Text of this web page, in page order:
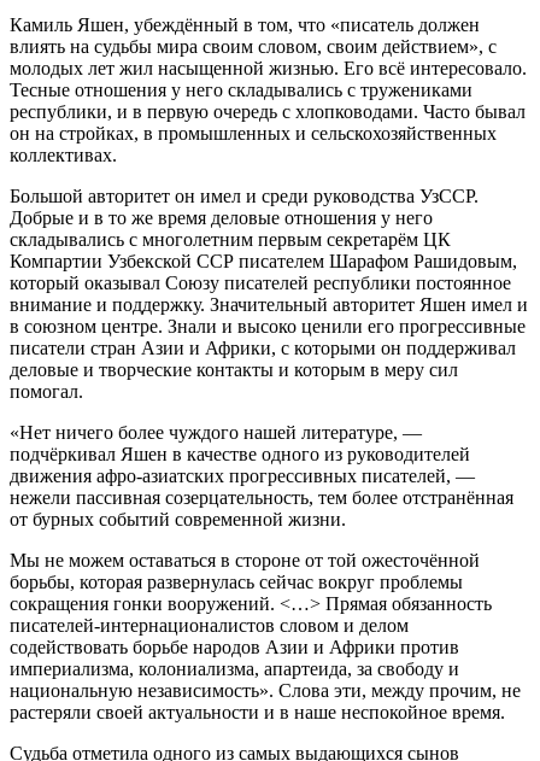
Камиль Яшен, убеждённый в том, что «писатель должен
влиять на судьбы мира своим словом, своим действием», с
молодых лет жил насыщенной жизнью. Его всё интересовало.
Тесные отношения у него складывались с тружениками
республики, и в первую очередь с хлопководами. Часто бывал
он на стройках, в промышленных и сельскохозяйственных
коллективах.
Большой авторитет он имел и среди руководства УзССР.
Добрые и в то же время деловые отношения у него
складывались с многолетним первым секретарём ЦК
Компартии Узбекской ССР писателем Шарафом Рашидовым,
который оказывал Союзу писателей республики постоянное
внимание и поддержку. Значительный авторитет Яшен имел и
в союзном центре. Знали и высоко ценили его прогрессивные
писатели стран Азии и Африки, с которыми он поддерживал
деловые и творческие контакты и которым в меру сил
помогал.
«Нет ничего более чуждого нашей литературе, —
подчёркивал Яшен в качестве одного из руководителей
движения афро-азиатских прогрессивных писателей, —
нежели пассивная созерцательность, тем более отстранённая
от бурных событий современной жизни.
Мы не можем оставаться в стороне от той ожесточённой
борьбы, которая развернулась сейчас вокруг проблемы
сокращения гонки вооружений. <…> Прямая обязанность
писателей-интернационалистов словом и делом
содействовать борьбе народов Азии и Африки против
империализма, колониализма, апартеида, за свободу и
национальную независимость». Слова эти, между прочим, не
растеряли своей актуальности и в наше неспокойное время.
Судьба отметила одного из самых выдающихся сынов